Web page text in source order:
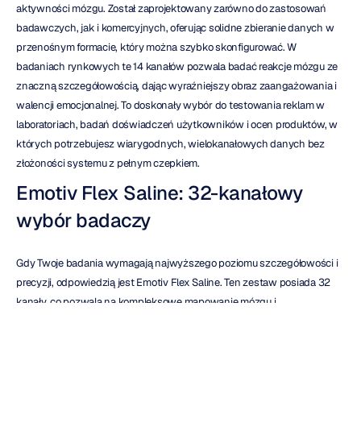
aktywności mózgu. Został zaprojektowany zarówno do zastosowań
badawczych, jak i komercyjnych, oferując solidne zbieranie danych w
przenośnym formacie, który można szybko skonfigurować. W
badaniach rynkowych te 14 kanałów pozwala badać reakcje mózgu ze
znaczną szczegółowością, dając wyraźniejszy obraz zaangażowania i
walencji emocjonalnej. To doskonały wybór do testowania reklam w
laboratoriach, badań doświadczeń użytkowników i ocen produktów, w
których potrzebujesz wiarygodnych, wielokanałowych danych bez
złożoności systemu z pełnym czepkiem.
Emotiv Flex Saline: 32-kanałowy
wybór badaczy
Gdy Twoje badania wymagają najwyższego poziomu szczegółowości i
precyzji, odpowiedzią jest Emotiv Flex Saline. Ten zestaw posiada 32
kanały, co pozwala na kompleksowe mapowanie mózgu i